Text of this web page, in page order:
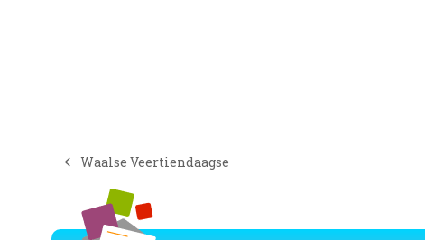
previous
Waalse Veertiendaagse